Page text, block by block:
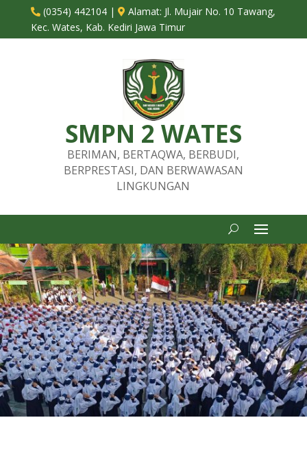
 (0354) 442104|  Alamat: Jl. Mujair No. 10 Tawang,
Kec. Wates, Kab. Kediri Jawa Timur
SMPN 2 WATES
BERIMAN, BERTAQWA, BERBUDI,
BERPRESTASI, DAN BERWAWASAN
LINGKUNGAN